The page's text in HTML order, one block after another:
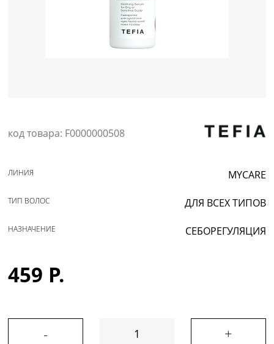
код товара: F0000000508
MYCARE
ЛИНИЯ
ДЛЯ ВСЕХ ТИПОВ
ТИП ВОЛОС
СЕБОРЕГУЛЯЦИЯ
НАЗНАЧЕНИЕ
459 Р.
- +